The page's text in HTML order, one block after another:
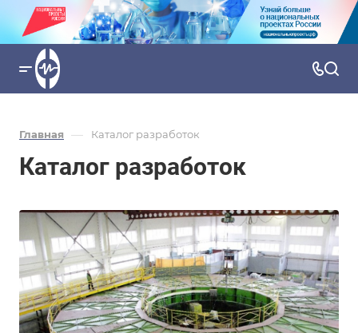
Главная — Каталог разработок
Каталог разработок